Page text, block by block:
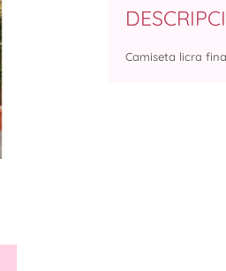
Camiseta licra fina